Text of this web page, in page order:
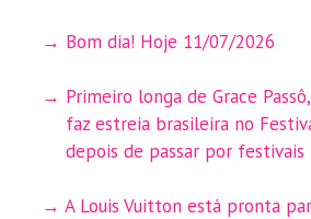
Bom dia! Hoje 11/07/2026
Primeiro longa de Grace
faz estreia brasileira no
depois de passar por festivais
A Louis Vuitton está pronta